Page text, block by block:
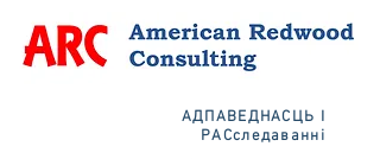
АДПАВЕДНАСЦЬ І
РАСследаванні